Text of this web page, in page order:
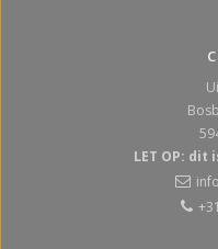
LET OP: dit